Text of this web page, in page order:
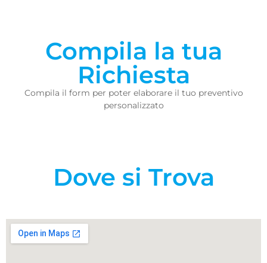
Compila la tua
Richiesta
Compila il form per poter elaborare il tuo preventivo
personalizzato
Dove si Trova